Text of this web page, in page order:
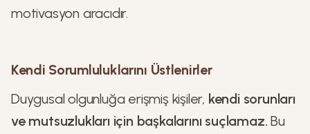
motivasyon aracıdır.
Kendi Sorumluluklarını Üstlenirler
Duygusal olgunluğa erişmiş kişiler, kendi sorunları
ve mutsuzlukları için başkalarını suçlamaz. Bu